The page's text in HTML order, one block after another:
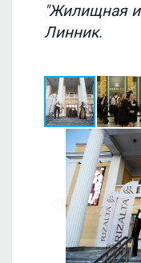
"Жилищная
Линник.